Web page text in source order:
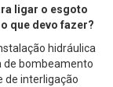
ligar o esgoto
que devo fazer?
hidráulica
de bombeamento
de interligação